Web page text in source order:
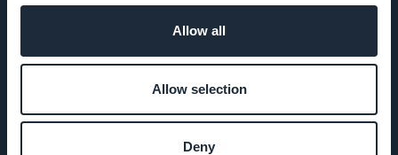
Allow all
Allow selection
Deny
incrível
DNA da
Startup